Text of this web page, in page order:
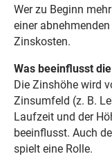
Wer zu Beginn
einer
Zinskosten.
Was beeinflusst
Die Zinshöhe wird
Zinsumfeld (z. B.
Laufzeit und der
beeinflusst. Auch
spielt eine Rolle.